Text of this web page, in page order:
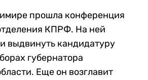
прошла конференция
КПРФ. На ней
выдвинуть кандидатуру
губернатора
Еще он возглавит